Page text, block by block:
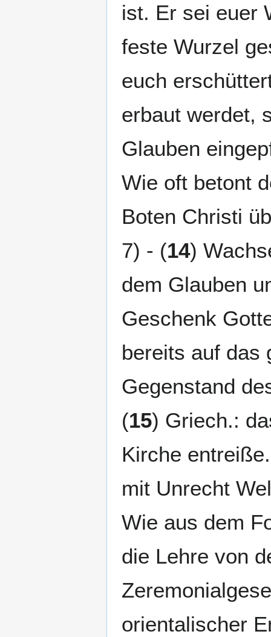
ist. Er sei euer
feste Wurzel
euch
erbaut werdet,
Glauben
Wie oft betont
Boten Christi
7) - (14)
dem Glauben
Geschenk
bereits auf das
Gegenstand
(15) Griech.:
Kirche
mit Unrecht
Wie aus dem
die Lehre von
orientalischer